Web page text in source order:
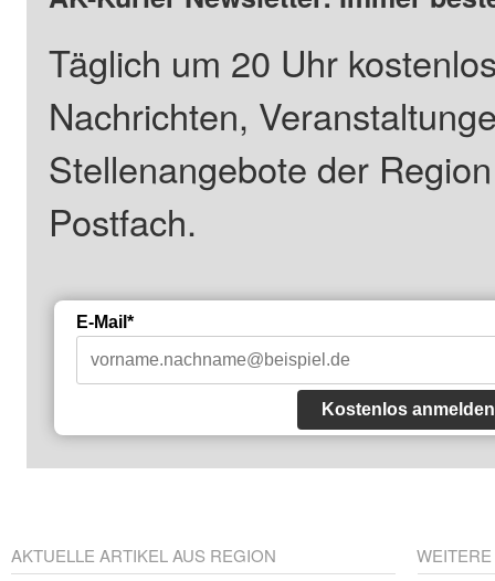
Täglich um 20 Uhr
Nachrichten,
Stellenangebote der
Postfach.
E-Mail*
Kostenlos anmelden
AKTUELLE ARTIKEL AUS REGION